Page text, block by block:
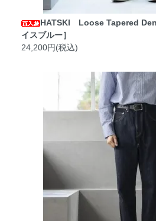
HATSKI Loose Tapered
イスブルー］
24,200円(税込)